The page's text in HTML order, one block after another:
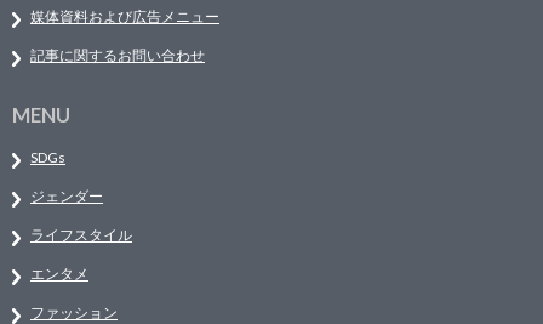
媒体資料および広告メニュー
記事に関するお問い合わせ
MENU
SDGs
ジェンダー
ライフスタイル
エンタメ
ファッション